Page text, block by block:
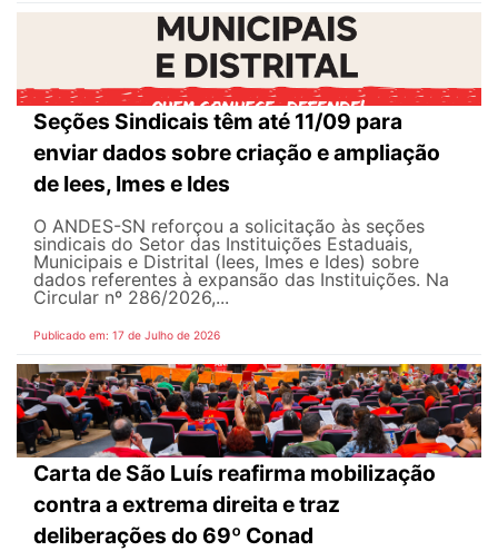
Seções Sindicais têm até 11/09 para
enviar dados sobre criação e ampliação
de Iees, Imes e Ides
O ANDES-SN reforçou a solicitação às seções
sindicais do Setor das Instituições Estaduais,
Municipais e Distrital (Iees, Imes e Ides) sobre
dados referentes à expansão das Instituições. Na
Circular nº 286/2026,...
Publicado em: 17 de Julho de 2026
Carta de São Luís reafirma mobilização
contra a extrema direita e traz
deliberações do 69º Conad